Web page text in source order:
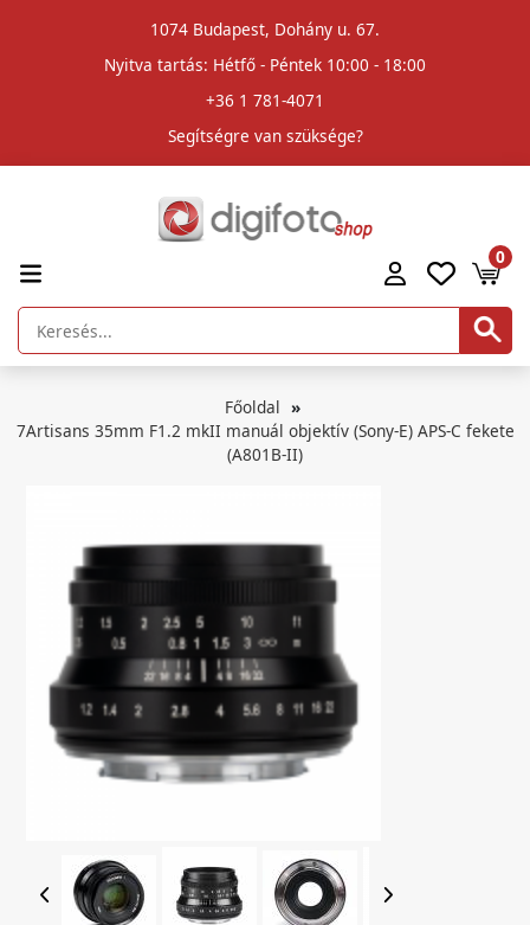
1074 Budapest, Dohány u. 67.
Nyitva tartás: Hétfő - Péntek 10:00 - 18:00
+36 1 781-4071
Segítségre van szüksége?
0
Főoldal
7Artisans 35mm F1.2 mkII manuál objektív (Sony-E) APS-C fekete
(A801B-II)